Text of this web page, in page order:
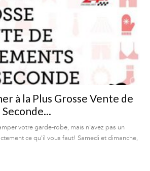
à la Plus Grosse Vente de
votre garde-robe, mais n'avez pas un
ce qu'il vous faut! Samedi et dimanche,